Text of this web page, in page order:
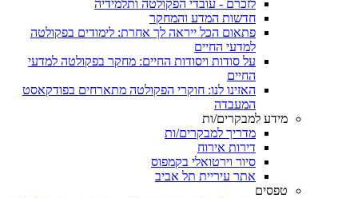
לזכרם - עובדי הפקולטה ותלמידיה
חדשות המדע והמחקר
פתאום הכל ייראה לך אחרת: לימודים בפקולטה
למדעי החיים
על סודות ויסודות החיים: מחקר בפקולטה למדעי
החיים
האזינו לנו: חוקרי הפקולטה מתארחים בפודקאסט
המעבדה
מידע למבקרים/ות
מדריך למבקרים/ות
דירות אירוח
סיור וירטואלי בקמפוס
אתר עיריית תל אביב
טפסים